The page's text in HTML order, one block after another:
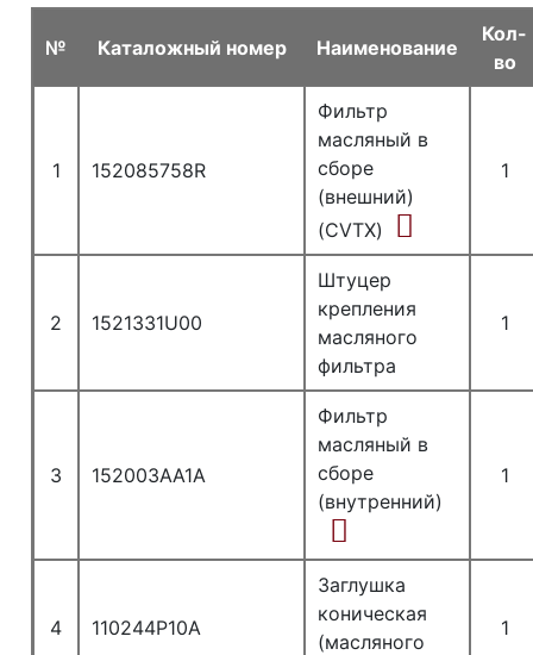
№ Каталожный номер Наименование
Кол-
во
1 152085758R
Фильтр
масляный в
сборе
(внешний)
(CVTX)
1
2 1521331U00
Штуцер
крепления
масляного
фильтра
1
3 152003AA1A
Фильтр
масляный в
сборе
(внутренний)
1
4 110244P10A
Заглушка
коническая
(масляного
1